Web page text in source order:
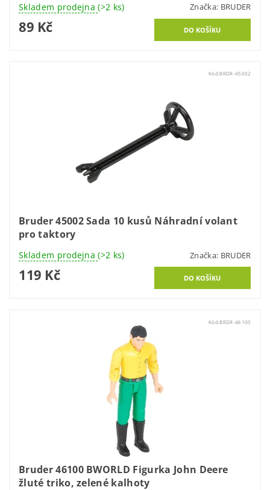
Skladem prodejna(>2 ks) Značka: BRUDER
89 Kč
Kód:BRDR-45002
Bruder 45002 Sada 10 kusů Náhradní volant
pro taktory
Skladem prodejna(>2 ks) Značka: BRUDER
119 Kč
Kód:BRDR-46100
Bruder 46100 BWORLD Figurka John Deere
žluté triko, zelené kalhoty